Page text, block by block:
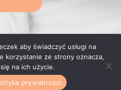
PRYWATNOŚCI| STRONA STWORZONA W
ATWI
aby świadczyć usługi na
korzystanie ze strony oznacza,
na ich użycie.
prywatności